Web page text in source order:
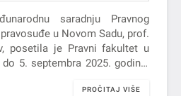
saradnju Pravnog
u Novom Sadu, prof.
posetila je Pravni fakultet u
5. septembra 2025. godine.
PROČITAJ VIŠE